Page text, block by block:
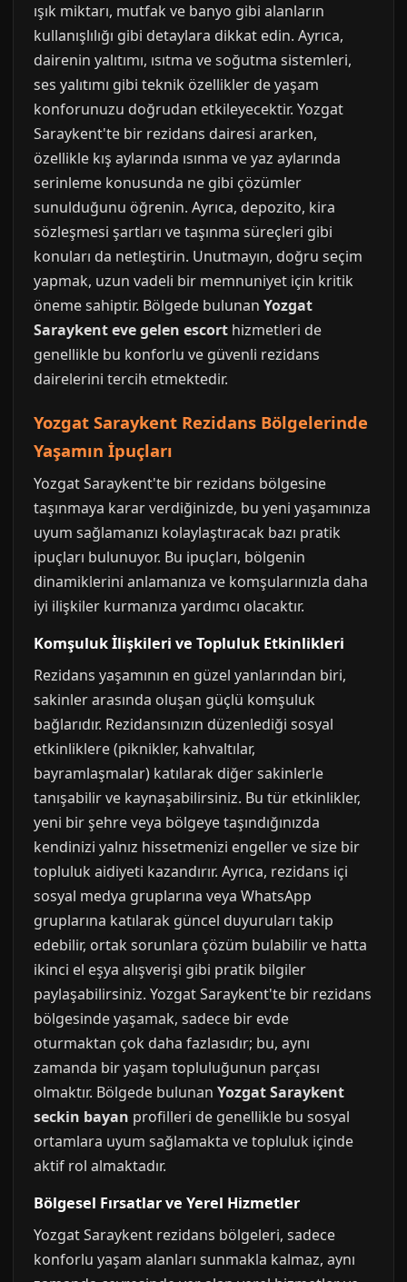
ışık miktarı, mutfak ve banyo gibi alanların
kullanışlılığı gibi detaylara dikkat edin. Ayrıca,
dairenin yalıtımı, ısıtma ve soğutma sistemleri,
ses yalıtımı gibi teknik özellikler de yaşam
konforunuzu doğrudan etkileyecektir. Yozgat
Saraykent'te bir rezidans dairesi ararken,
özellikle kış aylarında ısınma ve yaz aylarında
serinleme konusunda ne gibi çözümler
sunulduğunu öğrenin. Ayrıca, depozito, kira
sözleşmesi şartları ve taşınma süreçleri gibi
konuları da netleştirin. Unutmayın, doğru seçim
yapmak, uzun vadeli bir memnuniyet için kritik
öneme sahiptir. Bölgede bulunan Yozgat
Saraykent eve gelen escort hizmetleri de
genellikle bu konforlu ve güvenli rezidans
dairelerini tercih etmektedir.
Yozgat Saraykent Rezidans Bölgelerinde
Yaşamın İpuçları
Yozgat Saraykent'te bir rezidans bölgesine
taşınmaya karar verdiğinizde, bu yeni yaşamınıza
uyum sağlamanızı kolaylaştıracak bazı pratik
ipuçları bulunuyor. Bu ipuçları, bölgenin
dinamiklerini anlamanıza ve komşularınızla daha
iyi ilişkiler kurmanıza yardımcı olacaktır.
Komşuluk İlişkileri ve Topluluk Etkinlikleri
Rezidans yaşamının en güzel yanlarından biri,
sakinler arasında oluşan güçlü komşuluk
bağlarıdır. Rezidansınızın düzenlediği sosyal
etkinliklere (piknikler, kahvaltılar,
bayramlaşmalar) katılarak diğer sakinlerle
tanışabilir ve kaynaşabilirsiniz. Bu tür etkinlikler,
yeni bir şehre veya bölgeye taşındığınızda
kendinizi yalnız hissetmenizi engeller ve size bir
topluluk aidiyeti kazandırır. Ayrıca, rezidans içi
sosyal medya gruplarına veya WhatsApp
gruplarına katılarak güncel duyuruları takip
edebilir, ortak sorunlara çözüm bulabilir ve hatta
ikinci el eşya alışverişi gibi pratik bilgiler
paylaşabilirsiniz. Yozgat Saraykent'te bir rezidans
bölgesinde yaşamak, sadece bir evde
oturmaktan çok daha fazlasıdır; bu, aynı
zamanda bir yaşam topluluğunun parçası
olmaktır. Bölgede bulunan Yozgat Saraykent
seckin bayan profilleri de genellikle bu sosyal
ortamlara uyum sağlamakta ve topluluk içinde
aktif rol almaktadır.
Bölgesel Fırsatlar ve Yerel Hizmetler
Yozgat Saraykent rezidans bölgeleri, sadece
konforlu yaşam alanları sunmakla kalmaz, aynı